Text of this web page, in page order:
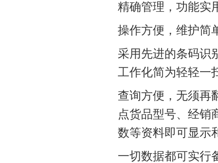
精确管理，功能实
操作方便，维护简
采用先进的条码识
工作化简为轻轻一
查询方便，无须再
点货品型号、经销
数等资料即可显示
一切数据都可实行